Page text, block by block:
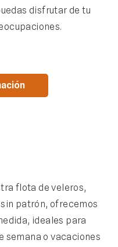
disfrutar de tu
flota de veleros,
patrón, ofrecemos
ideales para
semana o vacaciones